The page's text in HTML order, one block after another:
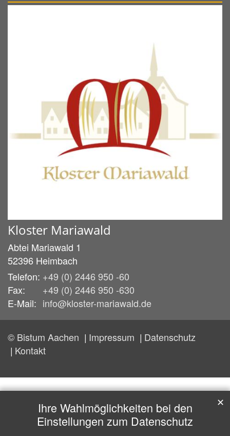
Kloster Mariawald
Abtei Mariawald 1
52396 Heimbach
Telefon: +49 (0) 2446 950 -60
Fax:
+49 (0) 2446 950 -630
E-Mail: info@kloster-mariawald.de
© Bistum Aachen Impressum
Datenschutz
Kontakt
Ihre Wahlmöglichkeiten bei den
Einstellungen zum Datenschutz
✕